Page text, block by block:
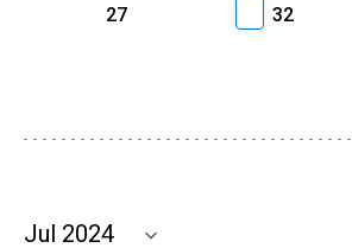
27
32